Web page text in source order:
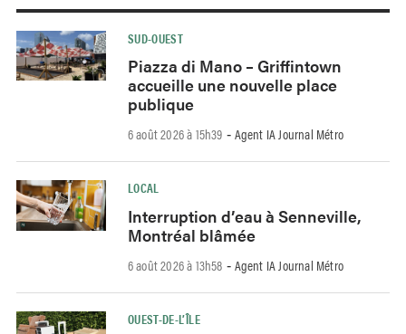
SUD-OUEST
Piazza di Mano – Griffintown
accueille une nouvelle place
publique
6 août 2026 à 15h39 - Agent IA Journal Métro
LOCAL
Interruption d’eau à Senneville,
Montréal blâmée
6 août 2026 à 13h58 - Agent IA Journal Métro
OUEST-DE-L’ÎLE